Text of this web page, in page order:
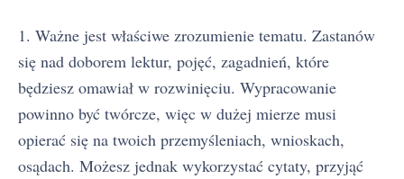
1. Ważne jest właściwe zrozumienie tematu. Zastanów
się nad doborem lektur, pojęć, zagadnień, które
będziesz omawiał w rozwinięciu. Wypracowanie
powinno być twórcze, więc w dużej mierze musi
opierać się na twoich przemyśleniach, wnioskach,
osądach. Możesz jednak wykorzystać cytaty, przyjąć